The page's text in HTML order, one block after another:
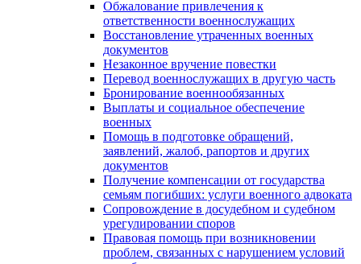
Обжалование привлечения к
ответственности военнослужащих
Восстановление утраченных военных
документов
Незаконное вручение повестки
Перевод военнослужащих в другую часть
Бронирование военнообязанных
Выплаты и социальное обеспечение
военных
Помощь в подготовке обращений,
заявлений, жалоб, рапортов и других
документов
Получение компенсации от государства
семьям погибших: услуги военного адвоката
Сопровождение в досудебном и судебном
урегулировании споров
Правовая помощь при возникновении
проблем, связанных с нарушением условий